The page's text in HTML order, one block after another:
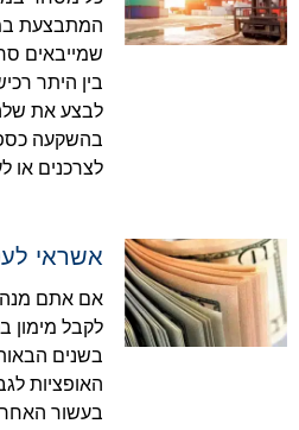
המתבצעת
שמייבאים
בין היתר
לבצע את
בהשקעה
לצרכנים או
אשראי
אם אתם
לקבל מימון
בשנים
האופציות
בעשור